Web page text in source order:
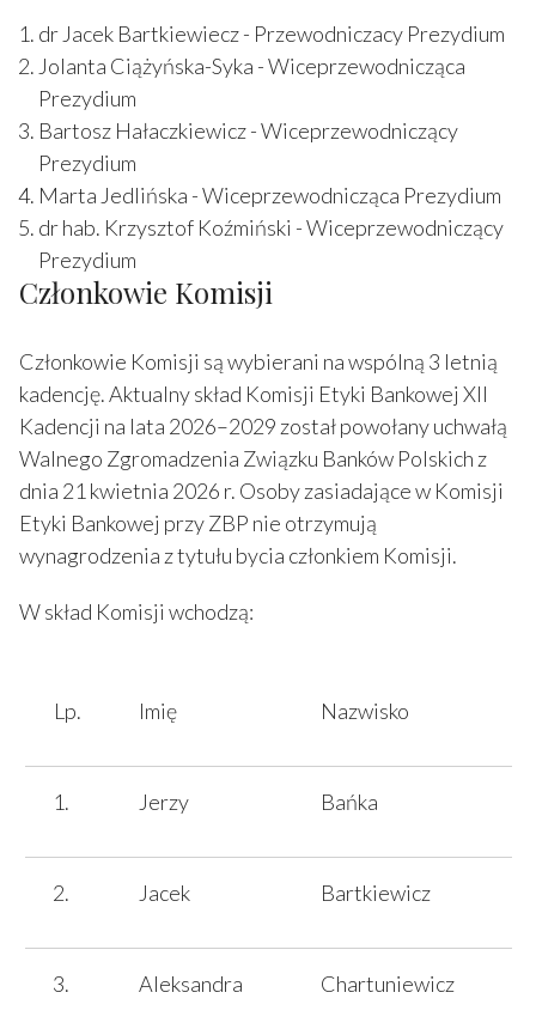
dr Jacek Bartkiewiecz - Przewodniczacy Prezydium
Jolanta Ciążyńska-Syka - Wiceprzewodnicząca
Prezydium
Bartosz Hałaczkiewicz - Wiceprzewodniczący
Prezydium
Marta Jedlińska - Wiceprzewodnicząca Prezydium
dr hab. Krzysztof Koźmiński - Wiceprzewodniczący
Prezydium
Członkowie Komisji
Członkowie Komisji są wybierani na wspólną 3 letnią
kadencję. Aktualny skład Komisji Etyki Bankowej XII
Kadencji na lata 2026–2029 został powołany uchwałą
Walnego Zgromadzenia Związku Banków Polskich z
dnia 21 kwietnia 2026 r. Osoby zasiadające w Komisji
Etyki Bankowej przy ZBP nie otrzymują
wynagrodzenia z tytułu bycia członkiem Komisji.
W skład Komisji wchodzą:
Lp. Imię Nazwisko
Jerzy Bańka
Jacek Bartkiewicz
Aleksandra Chartuniewicz